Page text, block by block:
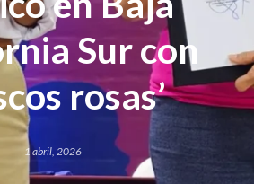
Sur con
rosas’
1 abril, 2026